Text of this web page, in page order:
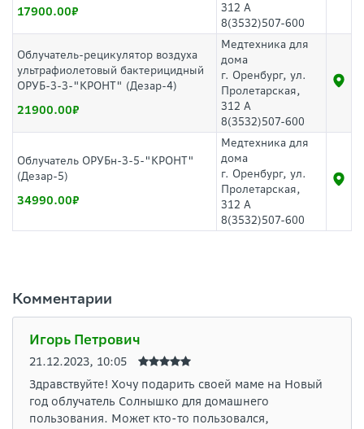
17900.00
312 А
8(3532)507-600
Облучатель-рецикулятор воздуха
ультрафиолетовый бактерицидный
ОРУБ-3-3-"КРОНТ" (Дезар-4)
21900.00
Медтехника для
дома
г. Оренбург, ул.
Пролетарская,
312 А
8(3532)507-600
Облучатель ОРУБн-3-5-"КРОНТ"
(Дезар-5)
34990.00
Медтехника для
дома
г. Оренбург, ул.
Пролетарская,
312 А
8(3532)507-600
Комментарии
Игорь Петрович
21.12.2023, 10:05
Здравствуйте! Хочу подарить своей маме на Новый
год облучатель Солнышко для домашнего
пользования. Может кто-то пользовался,